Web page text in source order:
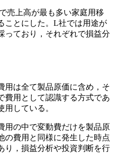
売上高が最も多い家庭用移
ことにした。L社では用途が
っており，それぞれで損益分
は全て製品原価に含め，そ
費用として認識する方式であ
用している。
の中で変動費だけを製品原
の費用と同様に発生した時点
り，損益分析や投資判断を行